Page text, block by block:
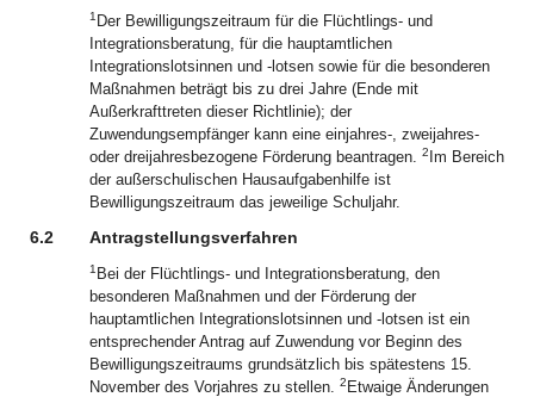
1 Der Bewilligungszeitraum für die Flüchtlings- und
Integrationsberatung, für die hauptamtlichen
Integrationslotsinnen und -lotsen sowie für die besonderen
Maßnahmen beträgt bis zu drei Jahre (Ende mit
Außerkrafttreten dieser Richtlinie); der
Zuwendungsempfänger kann eine einjahres-, zweijahres-
oder dreijahresbezogene Förderung beantragen. 2 Im Bereich
der außerschulischen Hausaufgabenhilfe ist
Bewilligungszeitraum das jeweilige Schuljahr.
6.2 Antragstellungsverfahren
1 Bei der Flüchtlings- und Integrationsberatung, den
besonderen Maßnahmen und der Förderung der
hauptamtlichen Integrationslotsinnen und -lotsen ist ein
entsprechender Antrag auf Zuwendung vor Beginn des
Bewilligungszeitraums grundsätzlich bis spätestens 15.
November des Vorjahres zu stellen. 2 Etwaige Änderungen